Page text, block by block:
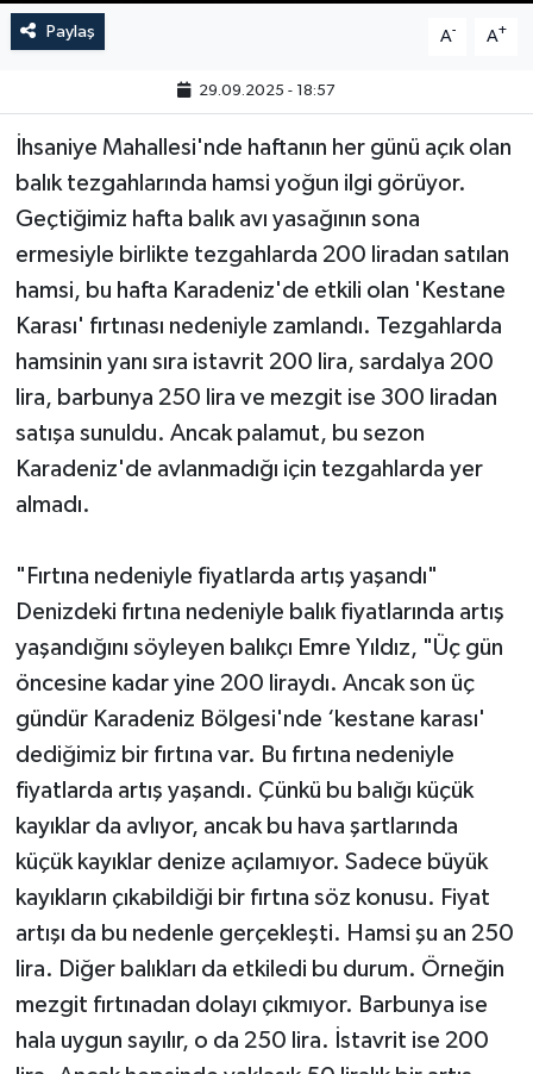
Paylaş A- A+
29.09.2025 - 18:57
İhsaniye Mahallesi'nde haftanın her günü açık olan
balık tezgahlarında hamsi yoğun ilgi görüyor.
Geçtiğimiz hafta balık avı yasağının sona
ermesiyle birlikte tezgahlarda 200 liradan satılan
hamsi, bu hafta Karadeniz'de etkili olan 'Kestane
Karası' fırtınası nedeniyle zamlandı. Tezgahlarda
hamsinin yanı sıra istavrit 200 lira, sardalya 200
lira, barbunya 250 lira ve mezgit ise 300 liradan
satışa sunuldu. Ancak palamut, bu sezon
Karadeniz'de avlanmadığı için tezgahlarda yer
almadı.
"Fırtına nedeniyle fiyatlarda artış yaşandı"
Denizdeki fırtına nedeniyle balık fiyatlarında artış
yaşandığını söyleyen balıkçı Emre Yıldız, "Üç gün
öncesine kadar yine 200 liraydı. Ancak son üç
gündür Karadeniz Bölgesi'nde ‘kestane karası'
dediğimiz bir fırtına var. Bu fırtına nedeniyle
fiyatlarda artış yaşandı. Çünkü bu balığı küçük
kayıklar da avlıyor, ancak bu hava şartlarında
küçük kayıklar denize açılamıyor. Sadece büyük
kayıkların çıkabildiği bir fırtına söz konusu. Fiyat
artışı da bu nedenle gerçekleşti. Hamsi şu an 250
lira. Diğer balıkları da etkiledi bu durum. Örneğin
mezgit fırtınadan dolayı çıkmıyor. Barbunya ise
hala uygun sayılır, o da 250 lira. İstavrit ise 200